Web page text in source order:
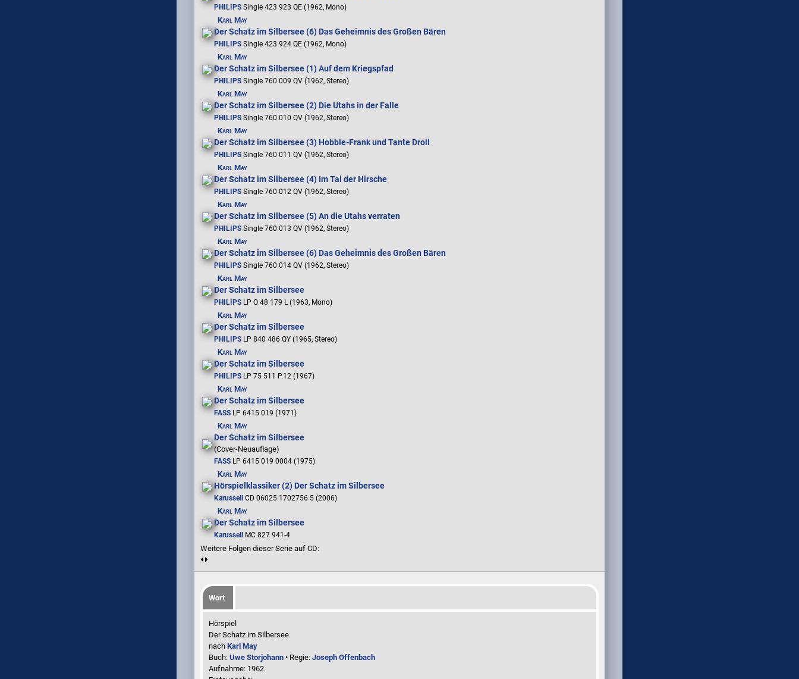
PHILIPS Single 423 923 QE (1962, Mono)
Karl May
Der Schatz im Silbersee (6) Das Geheimnis des Großen Bären
PHILIPS Single 423 924 QE (1962, Mono)
Karl May
Der Schatz im Silbersee (1) Auf dem Kriegspfad
PHILIPS Single 760 009 QV (1962, Stereo)
Karl May
Der Schatz im Silbersee (2) Die Utahs in der Falle
PHILIPS Single 760 010 QV (1962, Stereo)
Karl May
Der Schatz im Silbersee (3) Hobble-Frank und Tante Droll
PHILIPS Single 760 011 QV (1962, Stereo)
Karl May
Der Schatz im Silbersee (4) Im Tal der Hirsche
PHILIPS Single 760 012 QV (1962, Stereo)
Karl May
Der Schatz im Silbersee (5) An die Utahs verraten
PHILIPS Single 760 013 QV (1962, Stereo)
Karl May
Der Schatz im Silbersee (6) Das Geheimnis des Großen Bären
PHILIPS Single 760 014 QV (1962, Stereo)
Karl May
Der Schatz im Silbersee
PHILIPS LP Q 48 179 L (1963, Mono)
Karl May
Der Schatz im Silbersee
PHILIPS LP 840 486 QY (1965, Stereo)
Karl May
Der Schatz im Silbersee
PHILIPS LP 75 511 P.12 (1967)
Karl May
Der Schatz im Silbersee
FASS LP 6415 019 (1971)
Karl May
Der Schatz im Silbersee
(Cover-Neuauflage)
FASS LP 6415 019 0004 (1975)
Karl May
Hörspielklassiker (2) Der Schatz im Silbersee
Karussell CD 06025 1702756 5 (2006)
Karl May
Der Schatz im Silbersee
Karussell MC 827 941-4
Weitere Folgen dieser Serie auf CD:
Wort
Hörspiel
Der Schatz im Silbersee
nach Karl May
Buch: Uwe Storjohann • Regie: Joseph Offenbach
Aufnahme: 1962